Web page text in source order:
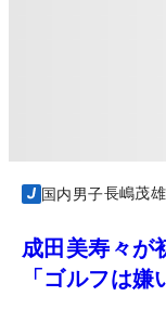
国内男子長嶋茂
成田美寿々が
「ゴルフは嫌